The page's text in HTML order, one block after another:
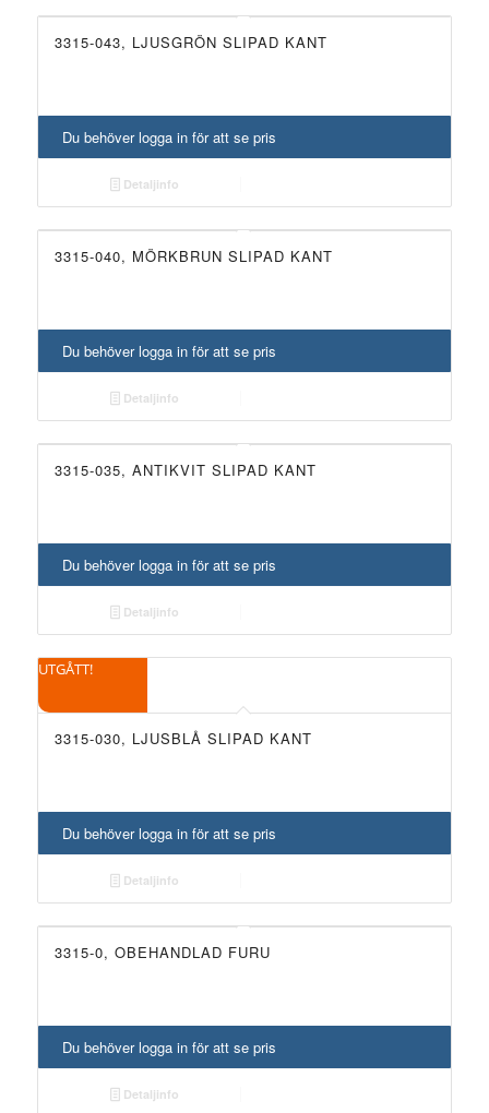
3315-043, LJUSGRÖN SLIPAD KANT
Du behöver logga in för att se pris
Detaljinfo
3315-040, MÖRKBRUN SLIPAD KANT
Du behöver logga in för att se pris
Detaljinfo
3315-035, ANTIKVIT SLIPAD KANT
Du behöver logga in för att se pris
Detaljinfo
UTGÅTT!
3315-030, LJUSBLÅ SLIPAD KANT
Du behöver logga in för att se pris
Detaljinfo
3315-0, OBEHANDLAD FURU
Du behöver logga in för att se pris
Detaljinfo